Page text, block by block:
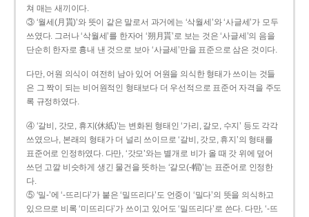
쳐 매는 새끼이다.
③ ‘월세(月貰)’와 뜻이 같은 말로서 과거에는 ‘삭월세’와 ‘사글세’가 모두
쓰였다. 그러나 ‘삭월세’를 한자어 ‘朔月貰’로 보는 것은 ‘사글세’의 음을
단순히 한자로 흉내 낸 것으로 보아 ‘사글세’만을 표준으로 삼은 것이다.
다만, 어원 의식이 여전히 남아 있어 어원을 의식한 형태가 쓰이는 것들
은 그 짝이 되는 비어원적인 형태보다 더 우선적으로 표준어 자격을 주도
록 규정하였다.
④ ‘갈비, 갓모, 휴지(休紙)’는 변화된 형태인 ‘가리, 갈모, 수지’ 등도 각각
쓰였으나, 본래의 형태가 더 널리 쓰이므로 ‘갈비, 갓모, 휴지’의 형태를
표준어로 인정하였다. 다만, ‘갓모’와는 별개로 비가 올 때 갓 위에 덮어
쓰던 고깔 비슷하게 생긴 물건을 뜻하는 ‘갈모(-帽)’는 표준어로 인정한
다.
⑤ ‘밀-’에 ‘-뜨리다’가 붙은 ‘밀뜨리다’도 언중이 ‘밀다’의 뜻을 의식하고
있으므로 비록 ‘미뜨리다’가 쓰이고 있어도 ‘밀뜨리다’로 쓴다. 다만, ‘-뜨